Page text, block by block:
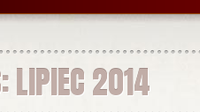
LIPIEC 2014